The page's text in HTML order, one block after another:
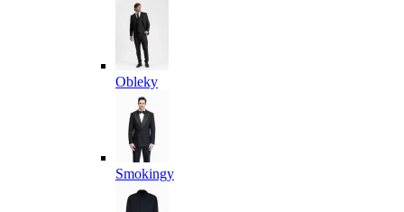
Obleky
Smokingy